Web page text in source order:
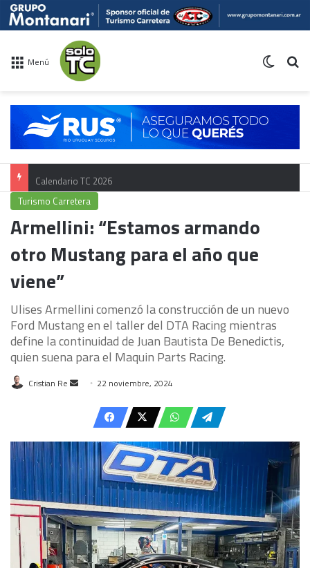
Menú
Calendario TC 2026
Turismo Carretera
Armellini: “Estamos armando
otro Mustang para el año que
viene”
Ulises Armellini comenzó la construcción de un nuevo
Ford Mustang en el taller del DTA Racing mientras
define la continuidad de Juan Bautista De Benedictis,
quien suena para el Maquin Parts Racing.
Cristian Re
Send
email
22 noviembre, 2024